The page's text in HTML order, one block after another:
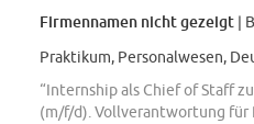
Firmennamen nicht gezeigt |
Praktikum, Personalwesen,
“Internship als Chief of Staff
(m/f/d). Vollverantwortung für